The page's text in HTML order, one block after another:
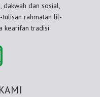
dan sosial,
rahmatan lil-
kearifan tradisi